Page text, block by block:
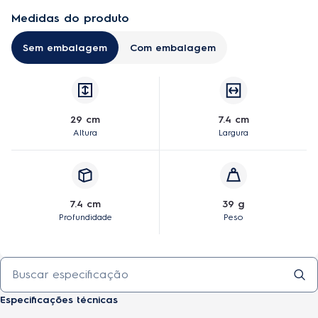
Medidas do produto
Sem embalagem Com embalagem
29 cm
Altura
7.4 cm
Largura
7.4 cm
Profundidade
39 g
Peso
Especificações técnicas